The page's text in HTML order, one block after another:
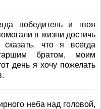
победитель и твоя
в жизни достичь
что я всегда
братом, моим
день я хочу пожелать
неба над головой,